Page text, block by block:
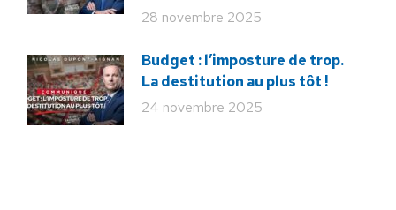
28 novembre 2025
Budget : l’imposture de trop.
La destitution au plus tôt !
24 novembre 2025